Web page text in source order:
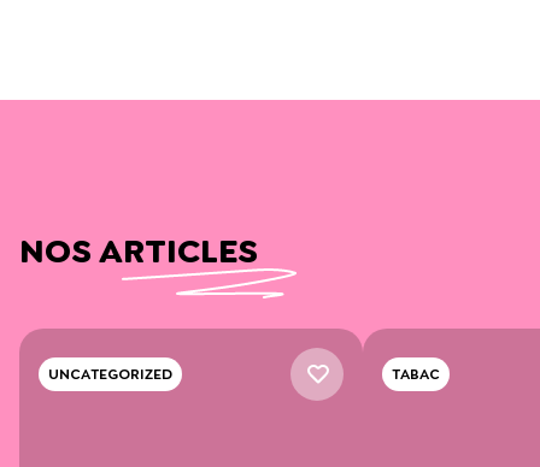
NOS ARTICLES
UNCATEGORIZED TABAC